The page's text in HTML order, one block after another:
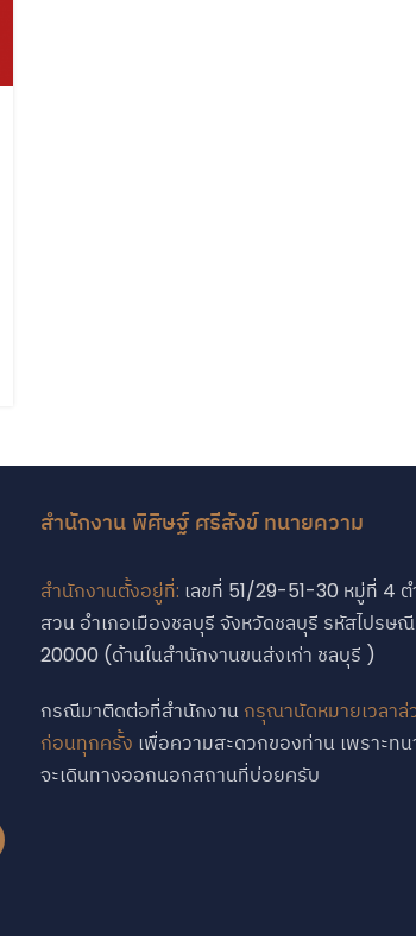
สำนักงาน พิศิษฐ์ ศรีสังข์ ทนายความ
สำนักงานตั้งอยู่ที่: เลขที่ 51/29-51-30 หมู่ที่ 4
สวน อำเภอเมืองชลบุรี จังหวัดชลบุรี รหัสไปรษ
20000 (ด้านในสำนักงานขนส่งเก่า ชลบุรี )
กรณีมาติดต่อที่สำนักงาน กรุณานัดหมายเวลาล่
ก่อนทุกครั้ง เพื่อความสะดวกของท่าน เพราะท
จะเดินทางออกนอกสถานที่บ่อยครับ